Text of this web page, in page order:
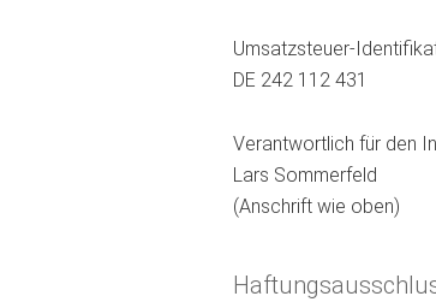
Umsatzsteuer-
DE 242 112 431
Verantwortlich für den
Lars Sommerfeld
(Anschrift wie oben)